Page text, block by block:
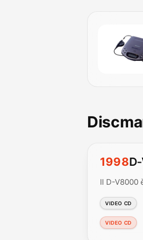
1998
Il D-V8000
VIDEO CD
VIDEO CD